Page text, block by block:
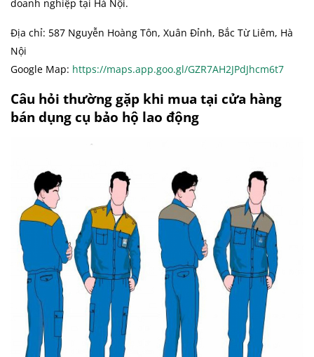
doanh nghiệp tại Hà Nội.
Địa chỉ: 587 Nguyễn Hoàng Tôn, Xuân Đỉnh, Bắc Từ Liêm, Hà
Nội
Google Map: https://maps.app.goo.gl/GZR7AH2JPdJhcm6t7
Câu hỏi thường gặp khi mua tại cửa hàng
bán dụng cụ bảo hộ lao động